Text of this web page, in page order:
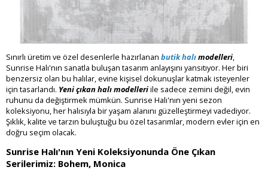
Sınırlı üretim ve özel desenlerle hazırlanan butik halımodelleri,
Sunrise Halı'nın sanatla buluşan tasarım anlayışını yansıtıyor. Her biri
benzersiz olan bu halılar, evine kişisel dokunuşlar katmak isteyenler
için tasarlandı. Yeni çıkan halı modelleriile sadece zemini değil, evin
ruhunu da değiştirmek mümkün. Sunrise Halı'nın yeni sezon
koleksiyonu, her halısıyla bir yaşam alanını güzelleştirmeyi vadediyor.
Şıklık, kalite ve tarzın buluştuğu bu özel tasarımlar, modern evler için en
doğru seçim olacak.
Sunrise Halı'nın Yeni Koleksiyonunda Öne Çıkan
Serilerimiz: Bohem, Monica